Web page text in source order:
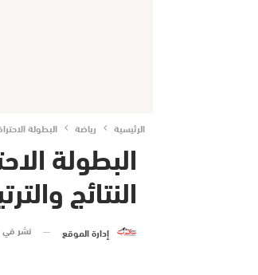
الرئيسية رياضة البطولة الاحترافية
النتائج
إدارة الموقع نشر في